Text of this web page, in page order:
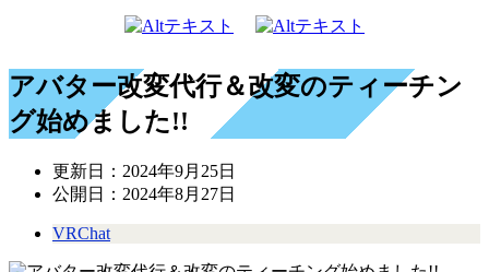
アバター改変代行＆改変のティーチン
グ始めました!!
更新日： 2024年9月25日
公開日： 2024年8月27日
VRChat